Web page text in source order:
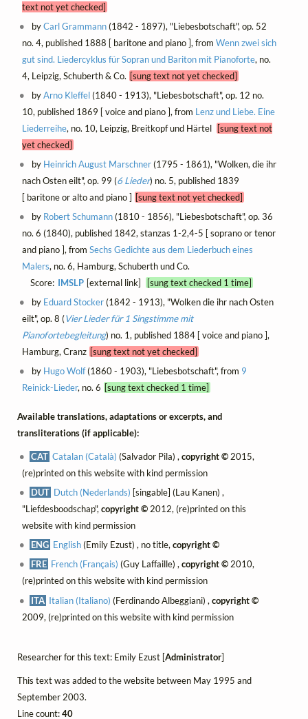
text not yet checked]
byCarl Grammann(1842 - 1897), "Liebesbotschaft", op. 52
no. 4, published 1888 [ baritone and piano ], from Wenn zwei sich
gut sind. Liedercyklus für Sopran und Bariton mit Pianoforte, no.
4, Leipzig, Schuberth & Co. [sung text not yet checked]
byArno Kleffel(1840 - 1913), "Liebesbotschaft", op. 12 no.
10, published 1869 [ voice and piano ], from Lenz und Liebe. Eine
Liederreihe, no. 10, Leipzig, Breitkopf und Härtel
[sung text not
yet checked]
by Heinrich August Marschner(1795 - 1861), "Wolken, die ihr
nach Osten eilt", op. 99 (6 Lieder) no. 5, published 1839
[ baritone or alto and piano ] [sung text not yet checked]
by Robert Schumann(1810 - 1856), "Liebesbotschaft", op. 36
no. 6 (1840), published 1842, stanzas 1-2,4-5 [ soprano or tenor
and piano ], from Sechs Gedichte aus dem Liederbuch eines
Malers, no. 6, Hamburg, Schuberth und Co.
Score: IMSLP [external link]
[sung text checked 1 time]
by Eduard Stocker(1842 - 1913), "Wolken die ihr nach Osten
eilt", op. 8 (Vier Lieder für 1 Singstimme mit
Pianofortebegleitung) no. 1, published 1884 [ voice and piano ],
Hamburg, Cranz [sung text not yet checked]
by Hugo Wolf(1860 - 1903), "Liebesbotschaft", from 9
Reinick-Lieder, no. 6 [sung text checked 1 time]
Available translations, adaptations or excerpts, and
transliterations (if applicable):
CAT Catalan (Català) (Salvador Pila) ,copyright ©2015,
(re)printed on this website with kind permission
DUT Dutch (Nederlands) [singable] (Lau Kanen) ,
"Liefdesboodschap",copyright ©2012, (re)printed on this
website with kind permission
ENG English(Emily Ezust) , no title,copyright ©
FRE French (Français) (Guy Laffaille) ,copyright ©2010,
(re)printed on this website with kind permission
ITA Italian (Italiano) (Ferdinando Albeggiani) ,copyright ©
2009, (re)printed on this website with kind permission
Researcher for this text: Emily Ezust [Administrator]
This text was added to the website between May 1995 and
September 2003.
Line count:40